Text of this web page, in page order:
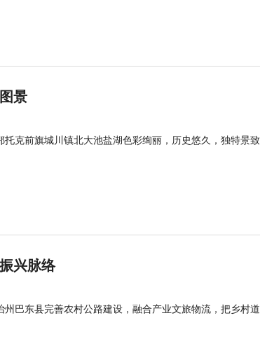
景
托克前旗城川镇北大池盐湖色彩绚丽，历史悠久，独特景
兴脉络
州巴东县完善农村公路建设，融合产业文旅物流，把乡村